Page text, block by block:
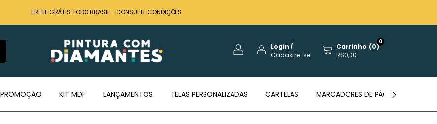
FRETE GRÁTIS TODO BRASIL - CONSULTE CONDIÇÕES
Login /
Cadastre-se
0
Carrinho (0)
R$0,00
PROMOÇÃO KIT MDF LANÇAMENTOS TELAS PERSONALIZADAS CARTELAS MARCADORES DE PÁGINAS